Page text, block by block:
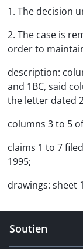
1. The decision
2. The case is
order to
description:
and 1BC, said
the letter dated
columns 3 to 5
claims 1 to 7
1995;
drawings: sheet
Soutien